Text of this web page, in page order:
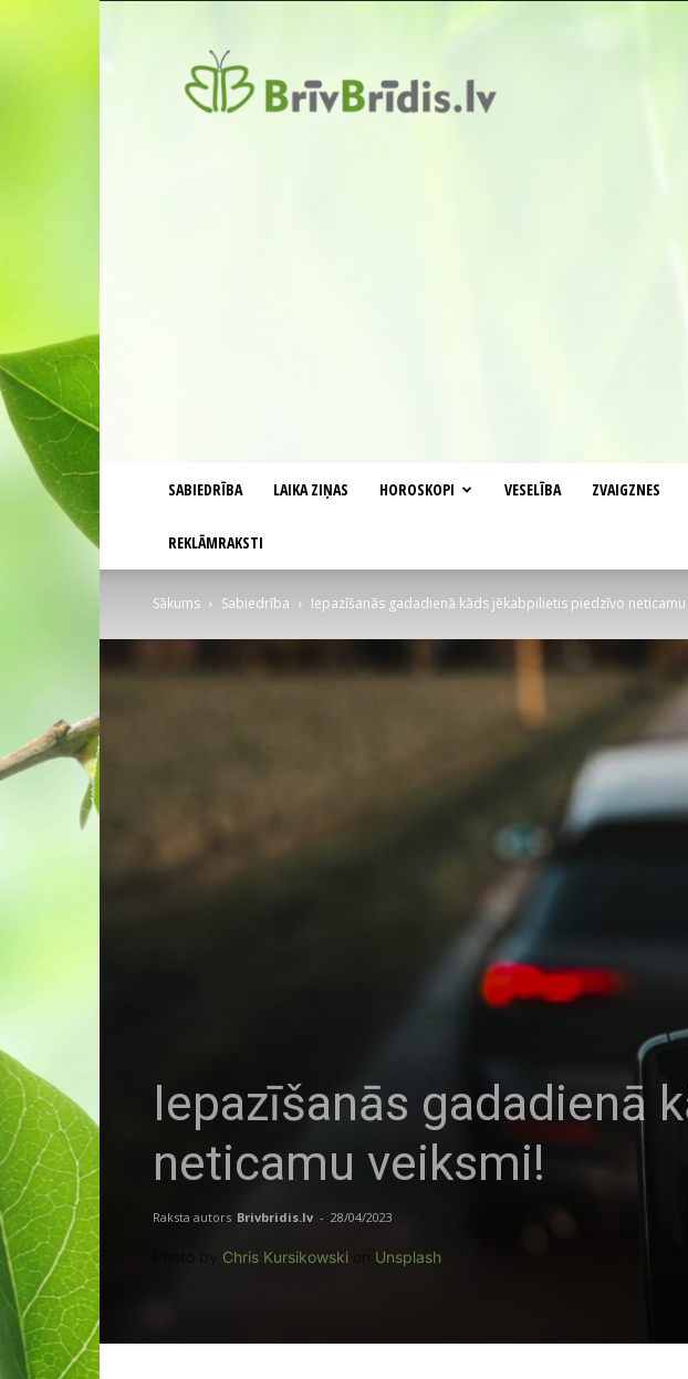
SABIEDRĪBA LAIKA ZIŅAS HOROSKOPI VESELĪBA ZVAIGZNES
REKLĀMRAKSTI
Sākums Sabiedrība Iepazīšanās gadadienā kāds jēkabpilietis piedzīvo neticamu
Iepazīšanās gadadienā
neticamu veiksmi!
Raksta autors Brivbridis.lv - 28/04/2023
Chris Kursikowski Unsplash